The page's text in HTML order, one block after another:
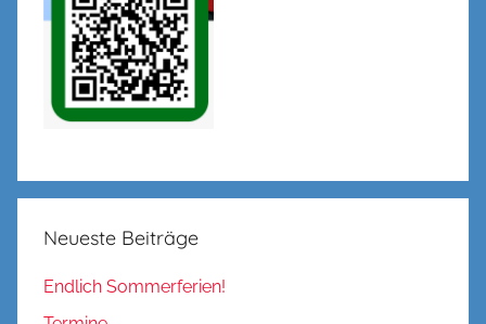
Neueste Beiträge
Endlich Sommerferien!